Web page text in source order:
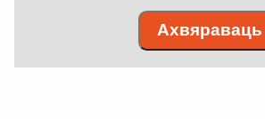
Ахвяраваць